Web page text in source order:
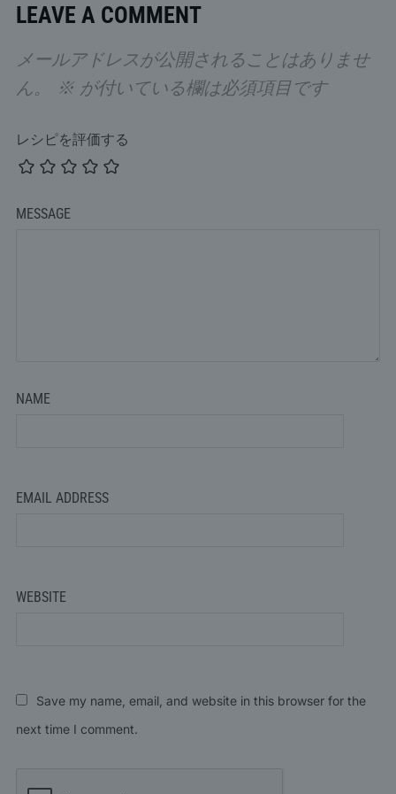
LEAVE A COMMENT
メールアドレスが公開されることはありませ
ん。
※が付いている欄は必須項目です
レシピを評価する
MESSAGE
NAME
EMAIL ADDRESS
WEBSITE
Save my name, email, and website in this browser for the
next time I comment.